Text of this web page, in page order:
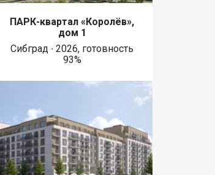
ПАРК-квартал «Королёв»,
дом 1
Сибград ∙ 2026, готовность
93%